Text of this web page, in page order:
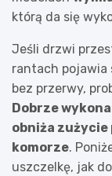
którą da się
Jeśli drzwi
rantach pojawia
bez przerwy,
Dobrze
obniża
komorze.
uszczelkę, jak